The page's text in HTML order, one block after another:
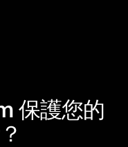
保護您的